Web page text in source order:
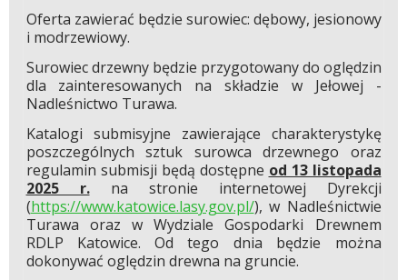
Oferta zawierać będzie surowiec: dębowy, jesionowy
i modrzewiowy.
Surowiec drzewny będzie przygotowany do oględzin
dla zainteresowanych na składzie w Jełowej -
Nadleśnictwo Turawa.
Katalogi submisyjne zawierające charakterystykę
poszczególnych sztuk surowca drzewnego oraz
regulamin submisji będą dostępne od 13 listopada
2025 r.na stronie internetowej Dyrekcji
(https://www.katowice.lasy.gov.pl/), w Nadleśnictwie
Turawa oraz w Wydziale Gospodarki Drewnem
RDLP Katowice. Od tego dnia będzie można
dokonywać oględzin drewna na gruncie.